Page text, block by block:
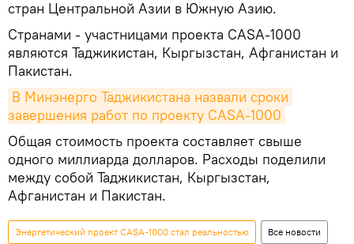
стран Центральной Азии в Южную Азию.
Странами - участницами проекта CASA-1000
являются Таджикистан, Кыргызстан, Афганистан и
Пакистан.
В Минэнерго Таджикистана назвали сроки
завершения работ по проекту CASA-1000
Общая стоимость проекта составляет свыше
одного миллиарда долларов. Расходы поделили
между собой Таджикистан, Кыргызстан,
Афганистан и Пакистан.
Энергетический проект CASA-1000 стал реальностью Все новости